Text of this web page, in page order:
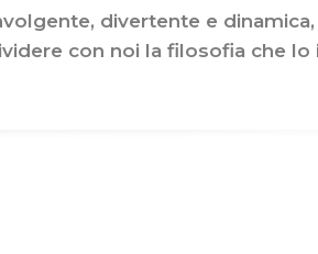
divertente e
con noi la filosofia che lo